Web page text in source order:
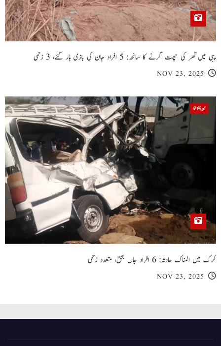
پبی میں گھر کی چھت گرنے کا سانحہ: 5 افراد جان کی بازی ہار گئے، 3 زخمی
NOV 23, 2025
خیبر پختونخوا
کرک میں المناک حادثہ: 6 افراد جاں بحق، متعدد زخمی
NOV 23, 2025